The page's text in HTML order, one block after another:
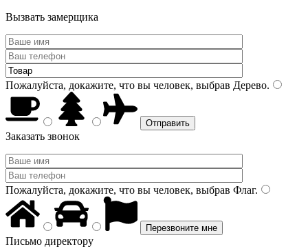
Вызвать замерщика
Пожалуйста, докажите, что вы человек, выбрав Дерево.
Заказать звонок
Пожалуйста, докажите, что вы человек, выбрав Флаг.
Письмо директору